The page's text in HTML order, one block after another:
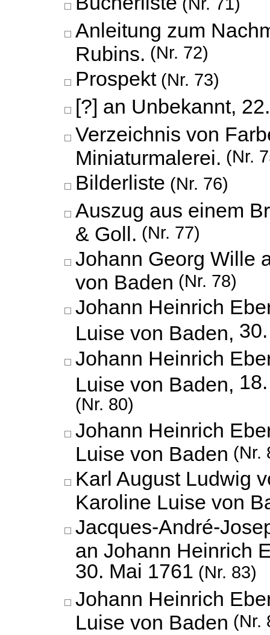
Anleitung zum
Rubins. (Nr. 72)
Prospekt(Nr. 73)
[?] an Unbekannt,
Verzeichnis von
Miniaturmalerei. (Nr.
Bilderliste (Nr. 76)
Auszug aus einem
& Goll. (Nr. 77)
Johann Georg Wille
von Baden (Nr. 78)
Johann Heinrich
Luise von Baden,
Johann Heinrich
Luise von Baden,
(Nr. 80)
Johann Heinrich
Luise von Baden (Nr.
Karl August Ludwig
Karoline Luise von
Jacques-André-
an Johann Heinrich
30. Mai 1761 (Nr. 83)
Johann Heinrich
Luise von Baden (Nr.